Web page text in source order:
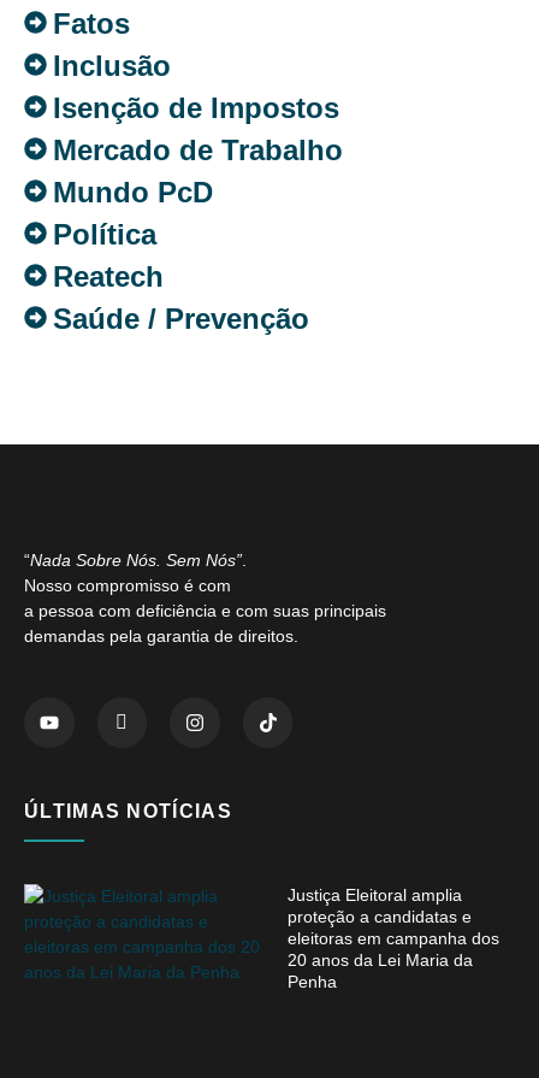
Fatos
Inclusão
Isenção de Impostos
Mercado de Trabalho
Mundo PcD
Política
Reatech
Saúde / Prevenção
“Nada Sobre Nós. Sem Nós”.
Nosso compromisso é com
a pessoa com deficiência e com suas principais
demandas pela garantia de direitos.
ÚLTIMAS NOTÍCIAS
Justiça Eleitoral amplia
proteção a candidatas e
eleitoras em campanha dos
20 anos da Lei Maria da
Penha